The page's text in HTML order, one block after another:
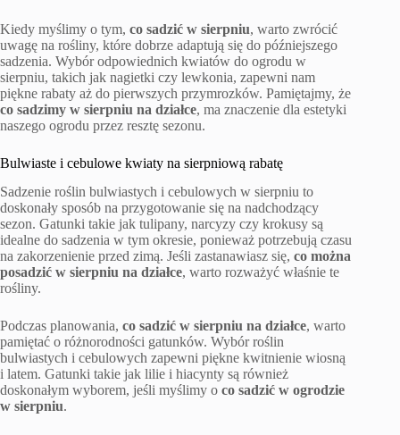
Kiedy myślimy o tym, co sadzić w sierpniu, warto zwrócić
uwagę na rośliny, które dobrze adaptują się do późniejszego
sadzenia. Wybór odpowiednich kwiatów do ogrodu w
sierpniu, takich jak nagietki czy lewkonia, zapewni nam
piękne rabaty aż do pierwszych przymrozków. Pamiętajmy, że
co sadzimy w sierpniu na działce, ma znaczenie dla estetyki
naszego ogrodu przez resztę sezonu.
Bulwiaste i cebulowe kwiaty na sierpniową rabatę
Sadzenie roślin bulwiastych i cebulowych w sierpniu to
doskonały sposób na przygotowanie się na nadchodzący
sezon. Gatunki takie jak tulipany, narcyzy czy krokusy są
idealne do sadzenia w tym okresie, ponieważ potrzebują czasu
na zakorzenienie przed zimą. Jeśli zastanawiasz się, co można
posadzić w sierpniu na działce, warto rozważyć właśnie te
rośliny.
Podczas planowania, co sadzić w sierpniu na działce, warto
pamiętać o różnorodności gatunków. Wybór roślin
bulwiastych i cebulowych zapewni piękne kwitnienie wiosną
i latem. Gatunki takie jak lilie i hiacynty są również
doskonałym wyborem, jeśli myślimy o co sadzić w ogrodzie
w sierpniu.